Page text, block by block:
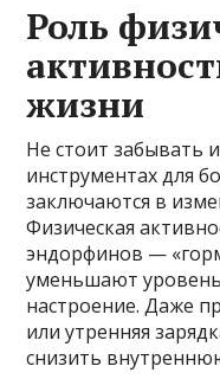
Роль
жизни
Не стоит забывать
инструментах для
заключаются в
Физическая
эндорфинов —
уменьшают
настроение. Даже
или утренняя
снизить